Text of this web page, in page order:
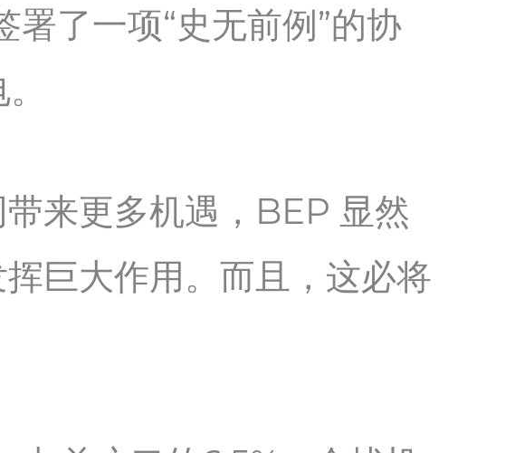
了一项“史无前例”的协
来更多机遇，BEP 显然
巨大作用。而且，这必将